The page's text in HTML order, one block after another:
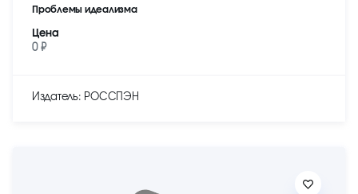
Проблемы идеализма
Цена
0 ₽
Издатель: РОССПЭН